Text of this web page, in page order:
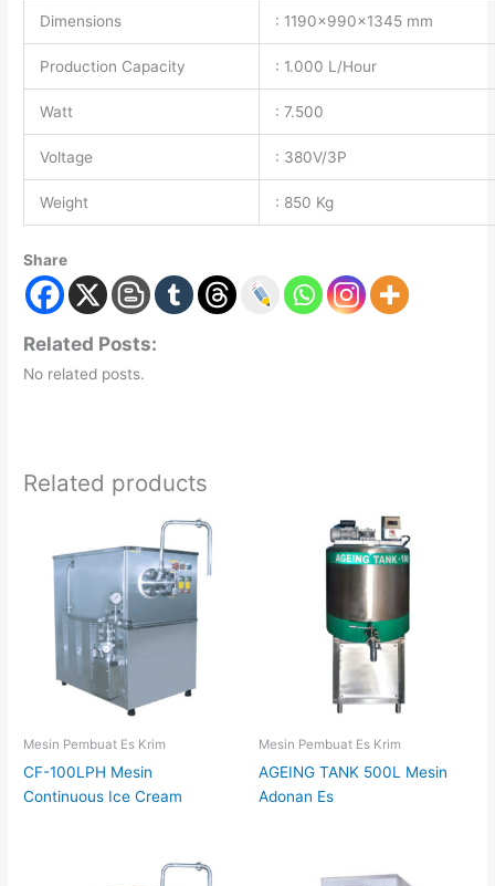
Dimensions : 1190x990x1345 mm
Production Capacity : 1.000 L/Hour
Watt : 7.500
Voltage : 380V/3P
Weight : 850 Kg
Share
Related Posts:
No related posts.
Related products
Mesin Pembuat Es Krim
CF-100LPH Mesin
Continuous Ice Cream
Mesin Pembuat Es Krim
AGEING TANK 500L Mesin
Adonan Es